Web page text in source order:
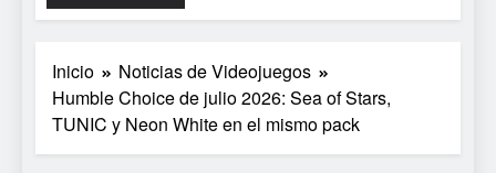
Inicio
Noticias de Videojuegos
Humble Choice de julio 2026: Sea of Stars,
TUNIC y Neon White en el mismo pack